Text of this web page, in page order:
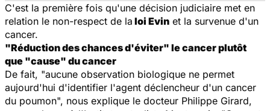
C'est la première fois qu'une décision judiciaire met en
relation le non-respect de la loi Evin et la survenue d'un
cancer.
"Réduction des chances d'éviter" le cancer plutôt
que "cause" du cancer
De fait, "aucune observation biologique ne permet
aujourd'hui d'identifier l'agent déclencheur d'un cancer
du poumon", nous explique le docteur Philippe Girard,